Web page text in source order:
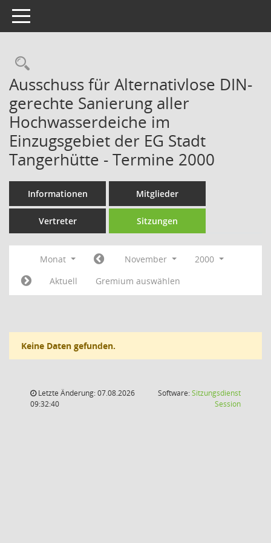
Toggle navigation
Rechercheauswahl
Ausschuss für Alternativlose DIN-
gerechte Sanierung aller
Hochwasserdeiche im
Einzugsgebiet der EG Stadt
Tangerhütte - Termine 2000
Informationen Mitglieder
Vertreter Sitzungen
Monat November
2000
Aktuell
Gremium auswählen
Keine Daten gefunden.
Letzte Änderung: 07.08.2026
09:32:40
Software:Sitzungsdienst
Session(Wird in